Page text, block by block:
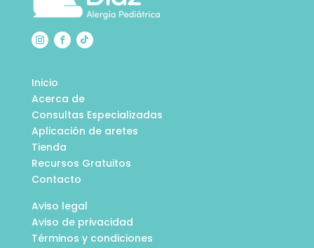
Inicio
Acerca de
Consultas Especializadas
Aplicación de aretes
Tienda
Recursos Gratuitos
Contacto
Aviso legal
Aviso de privacidad
Términos y condiciones